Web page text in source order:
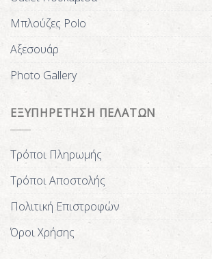
Μπλούζες Polo
Αξεσουάρ
Photo Gallery
ΕΞΥΠΗΡΕΤΗΣΗ ΠΕΛΑΤΩΝ
Τρόποι Πληρωμής
Τρόποι Αποστολής
Πολιτική Επιστροφών
Όροι Χρήσης